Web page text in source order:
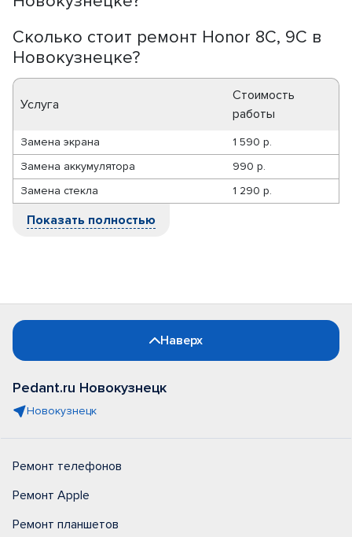
Сколько стоит ремонт Honor 8C, 9C в
Новокузнецке?
Услуга
Стоимость
работы
Замена экрана
1 590 р.
Замена аккумулятора
990 р.
Замена стекла
1 290 р.
Показать полностью
Наверх
Pedant.ru Новокузнецк
Новокузнецк
Ремонт телефонов
Ремонт Apple
Ремонт планшетов